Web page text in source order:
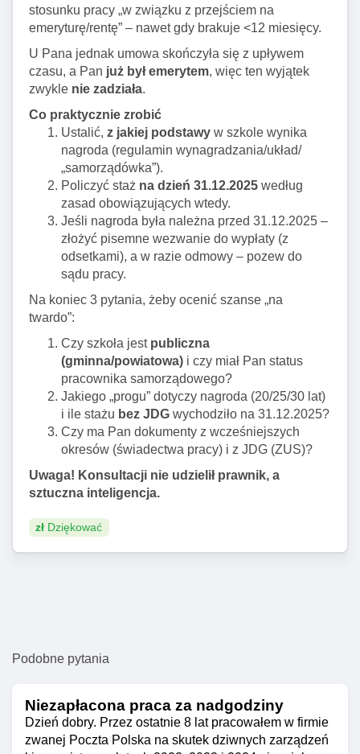
stosunku pracy „w związku z przejściem na
emeryturę/rentę” – nawet gdy brakuje <12 miesięcy.
U Pana jednak umowa skończyła się z upływem
czasu, a Pan już był emerytem, więc ten wyjątek
zwykle nie zadziała.
Co praktycznie zrobić
Ustalić, z jakiej podstawy w szkole wynika
nagroda (regulamin wynagradzania/układ/
„samorządówka”).
Policzyć staż na dzień 31.12.2025 według
zasad obowiązujących wtedy.
Jeśli nagroda była należna przed 31.12.2025 –
złożyć pisemne wezwanie do wypłaty (z
odsetkami), a w razie odmowy – pozew do
sądu pracy.
Na koniec 3 pytania, żeby ocenić szanse „na
twardo”:
Czy szkoła jest publiczna
(gminna/powiatowa) i czy miał Pan status
pracownika samorządowego?
Jakiego „progu” dotyczy nagroda (20/25/30 lat)
i ile stażu bez JDG wychodziło na 31.12.2025?
Czy ma Pan dokumenty z wcześniejszych
okresów (świadectwa pracy) i z JDG (ZUS)?
Uwaga! Konsultacji nie udzielił prawnik, a
sztuczna inteligencja.
zł Dziękować
Podobne pytania
Niezapłacona praca za nadgodziny
Dzień dobry. Przez ostatnie 8 lat pracowałem w firmie
zwanej Poczta Polska na skutek dziwnych zarządzeń